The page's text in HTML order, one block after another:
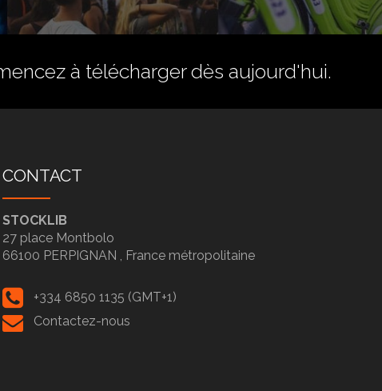
à télécharger dès aujourd'hui.
CONTACT
STOCKLIB
27 place Montbolo
66100 PERPIGNAN , France métropolitaine
+334 6850 1135 (GMT+1)
Contactez-nous